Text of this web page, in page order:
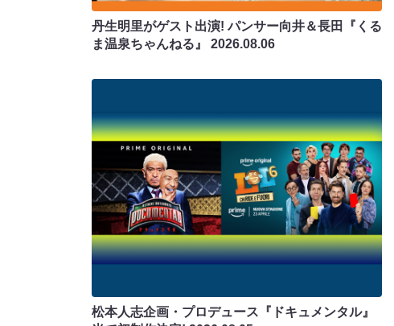
丹生明里がゲスト出演! パンサー向井＆長田『くる
ま温泉ちゃんねる』 2026.08.06
松本人志企画・プロデュース『ドキュメンタル』